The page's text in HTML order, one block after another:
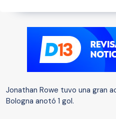
Jonathan Rowe tuvo una gran
Bologna anotó 1 gol.